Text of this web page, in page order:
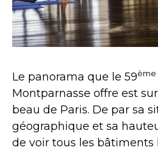
Le panorama que le 59ème
Montparnasse offre est
beau de Paris. De par sa
géographique et sa
de voir tous les bâtiments